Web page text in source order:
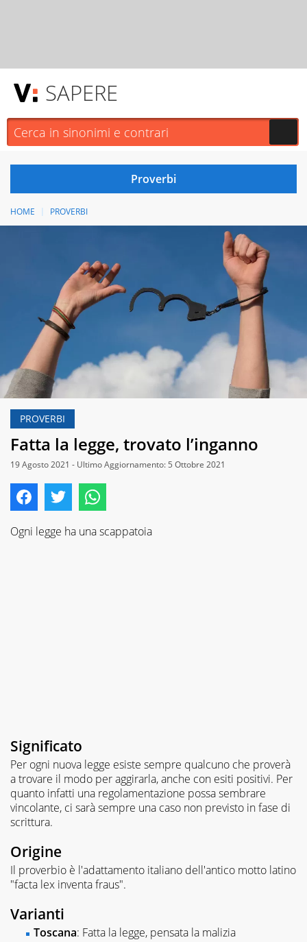
SAPERE
HOME PROVERBI
PROVERBI
Fatta la legge, trovato l’inganno
19 Agosto 2021 - Ultimo Aggiornamento: 5 Ottobre 2021
Ogni legge ha una scappatoia
Significato
Per ogni nuova legge esiste sempre qualcuno che proverà
a trovare il modo per aggirarla, anche con esiti positivi. Per
quanto infatti una regolamentazione possa sembrare
vincolante, ci sarà sempre una caso non previsto in fase di
scrittura.
Origine
Il proverbio è l'adattamento italiano dell'antico motto latino
"facta lex inventa fraus".
Varianti
Toscana: Fatta la legge, pensata la malizia